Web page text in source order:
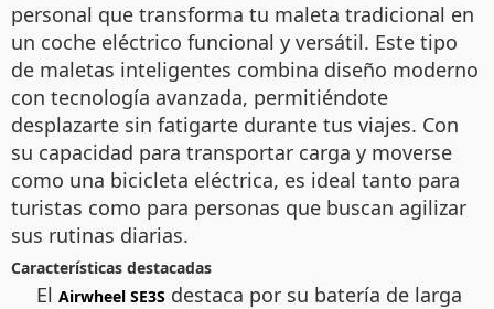
personal que transforma tu maleta tradicional en
un coche eléctrico funcional y versátil. Este tipo
de maletas inteligentes combina diseño moderno
con tecnología avanzada, permitiéndote
desplazarte sin fatigarte durante tus viajes. Con
su capacidad para transportar carga y moverse
como una bicicleta eléctrica, es ideal tanto para
turistas como para personas que buscan agilizar
sus rutinas diarias.
Características destacadas
El Airwheel SE3S destaca por su batería de larga